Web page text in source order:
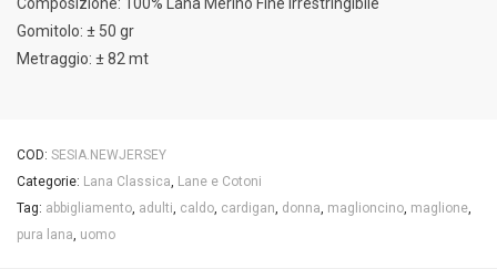
Gomitolo: ± 50 gr
Metraggio: ± 82 mt
COD: SESIA.NEWJERSEY
Categorie: Lana Classica Lane e Cotoni
Tag: abbigliamento adulti caldo cardigan donna maglioncino maglione
pura lana uomo